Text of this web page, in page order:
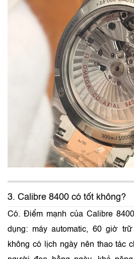
3. Calibre 8400 có tốt không?
Có. Điểm mạnh của Calibre
dụng: máy automatic, 60 giờ
không có lịch ngày nên thao tác